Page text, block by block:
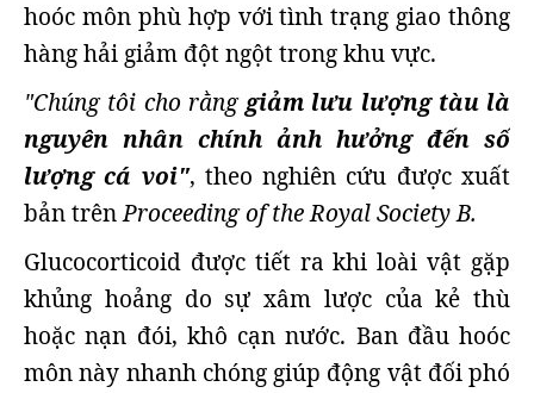
hoóc môn phù hợp với tình trạng giao thông
hàng hải giảm đột ngột trong khu vực.
"Chúng tôi cho rằnggiảm lưu lượng tàu là
nguyên nhân chính ảnh hưởng đến số
lượng cá voi", theo nghiên cứu được xuất
bản trênProceeding of the Royal Society B.
Glucocorticoid được tiết ra khi loài vật gặp
khủng hoảng do sự xâm lược của kẻ thù
hoặc nạn đói, khô cạn nước. Ban đầu hoóc
môn này nhanh chóng giúp động vật đối phó